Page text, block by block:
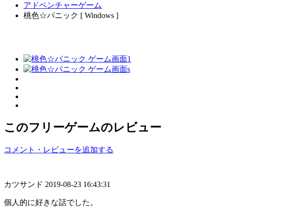
アドベンチャーゲーム
桃色☆パニック [ Windows ]
このフリーゲームのレビュー
コメント・レビューを追加する
カツサンド 2019-08-23 16:43:31
個人的に好きな話でした。